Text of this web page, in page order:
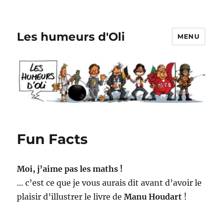
Les humeurs d'Oli MENU
Fun Facts
Moi, j’aime pas les maths !
… c’est ce que je vous aurais dit avant d’avoir le
plaisir d’illustrer le livre deManu Houdart !